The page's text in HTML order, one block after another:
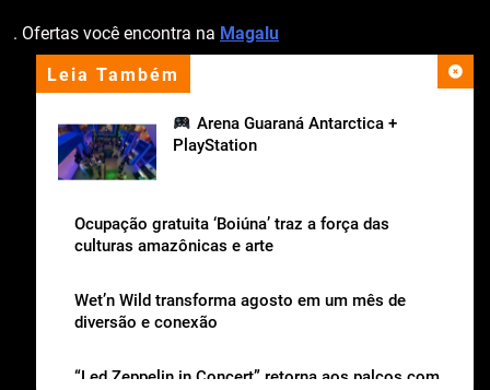
Leia Também
Arena Guaraná Antarctica +
PlayStation
Ocupação gratuita ‘Boiúna’ traz a força das
culturas amazônicas e arte
Wet’n Wild transforma agosto em um mês de
diversão e conexão
“Led Zeppelin in Concert” retorna aos palcos com
. Ofertas você encontra na Magalu
apoio institucional